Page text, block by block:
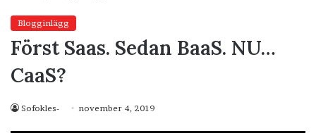
Blogginlägg
Först Saas. Sedan BaaS. NU…
CaaS?
Sofokles- november 4, 2019